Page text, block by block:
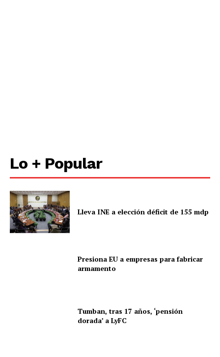
Lo + Popular
Lleva INE a elección déficit de 155 mdp
Presiona EU a empresas para fabricar
armamento
Tumban, tras 17 años, ‘pensión
dorada’ a LyFC